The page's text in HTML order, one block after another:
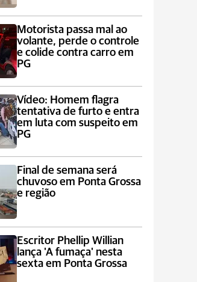
Motorista passa mal ao
volante, perde o controle
e colide contra carro em
PG
Vídeo: Homem flagra
tentativa de furto e entra
em luta com suspeito em
PG
Final de semana será
chuvoso em Ponta Grossa
e região
Escritor Phellip Willian
lança 'A fumaça' nesta
sexta em Ponta Grossa